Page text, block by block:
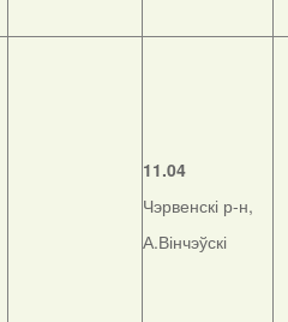
11.04
Чэрвенскі р-н,
А.Вінчэўскі